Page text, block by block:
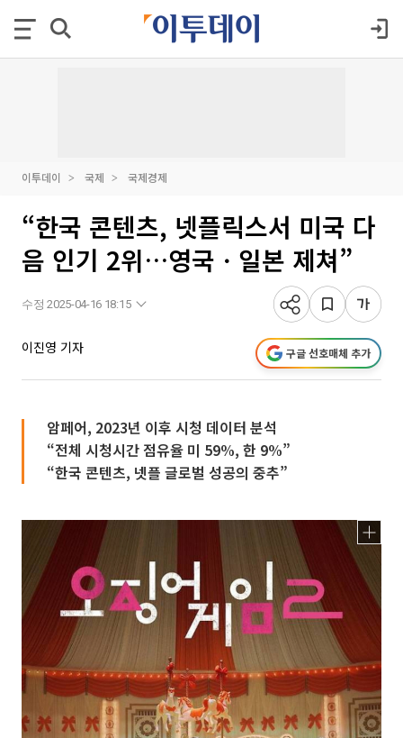
이투데이 국제 국제경제
“한국 콘텐츠, 넷플릭스서 미국 다
음 인기 2위…영국ㆍ일본 제쳐”
수정 2025-04-16 18:15
이진영 기자 구글 선호매체 추가
암페어, 2023년 이후 시청 데이터 분석
“전체 시청시간 점유율 미 59%, 한 9%”
“한국 콘텐츠, 넷플 글로벌 성공의 중추”